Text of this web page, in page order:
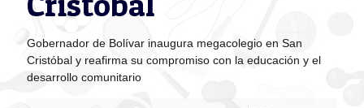
Gobernador de Bolívar inaugura megacolegio en San
Cristóbal y reafirma su compromiso con la educación y el
desarrollo comunitario